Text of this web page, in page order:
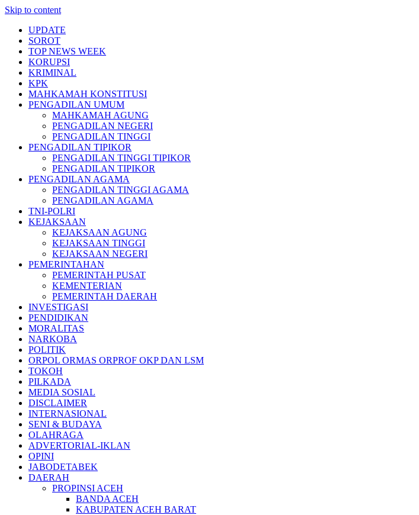
Skip to content
UPDATE
SOROT
TOP NEWS WEEK
KORUPSI
KRIMINAL
KPK
MAHKAMAH KONSTITUSI
PENGADILAN UMUM
MAHKAMAH AGUNG
PENGADILAN NEGERI
PENGADILAN TINGGI
PENGADILAN TIPIKOR
PENGADILAN TINGGI TIPIKOR
PENGADILAN TIPIKOR
PENGADILAN AGAMA
PENGADILAN TINGGI AGAMA
PENGADILAN AGAMA
TNI-POLRI
KEJAKSAAN
KEJAKSAAN AGUNG
KEJAKSAAN TINGGI
KEJAKSAAN NEGERI
PEMERINTAHAN
PEMERINTAH PUSAT
KEMENTERIAN
PEMERINTAH DAERAH
INVESTIGASI
PENDIDIKAN
MORALITAS
NARKOBA
POLITIK
ORPOL ORMAS ORPROF OKP DAN LSM
TOKOH
PILKADA
MEDIA SOSIAL
DISCLAIMER
INTERNASIONAL
SENI & BUDAYA
OLAHRAGA
ADVERTORIAL-IKLAN
OPINI
JABODETABEK
DAERAH
PROPINSI ACEH
BANDA ACEH
KABUPATEN ACEH BARAT